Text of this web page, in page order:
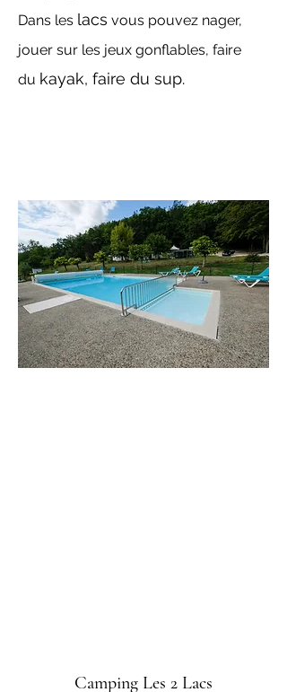
Dans les lacs vous pouvez nager,
jouer sur les jeux gonflables, faire
du kayak, faire du sup.
Camping Les 2 Lacs